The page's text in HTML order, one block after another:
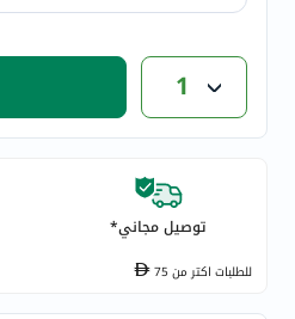
bioderma
acm
dymatize
medicube
country-
1
توصيل مجاني*
للطلبات اكتر من75